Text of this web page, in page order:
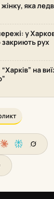
яка
у
закриють рух
на